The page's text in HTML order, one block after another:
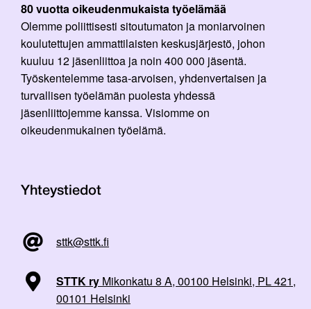
80 vuotta oikeudenmukaista työelämää
Olemme poliittisesti sitoutumaton ja moniarvoinen
koulutettujen ammattilaisten keskusjärjestö, johon
kuuluu 12 jäsenliittoa ja noin 400 000 jäsentä.
Työskentelemme tasa-arvoisen, yhdenvertaisen ja
turvallisen työelämän puolesta yhdessä
jäsenliittojemme kanssa. Visiomme on
oikeudenmukainen työelämä.
Yhteystiedot
sttk@sttk.fi
STTK ry Mikonkatu 8 A, 00100 Helsinki, PL 421,
00101 Helsinki